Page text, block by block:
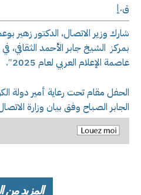
ق.إ
شارك وزير الاتصال، الدكتور زهير
بمركز الشيخ جابر الأحمد
عاصمة الإعلام العربي لعام 2025″.
الحفل مقام تحت رعاية أمير دولة
الجابر الصباح وفق بيان وزارة
المزيد من